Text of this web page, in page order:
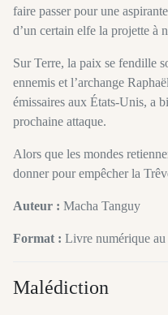
faire passer pour une
d’un certain elfe la projette à
Sur Terre, la paix se fendille
ennemis et l’archange
émissaires aux États-Unis, a
prochaine attaque.
Alors que les mondes
donner pour empêcher la
Auteur : Macha Tanguy
Format : Livre numérique
Malédiction